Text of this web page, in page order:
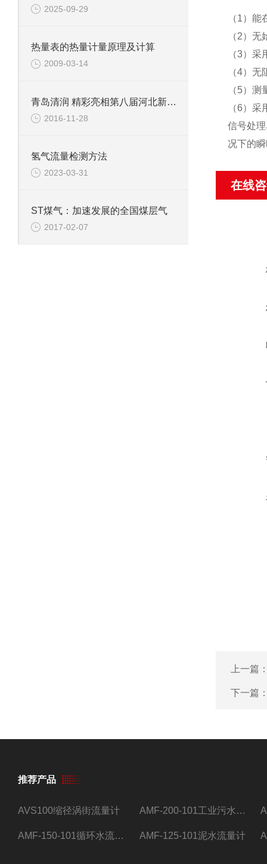
2025-09-29
热量表的热量计量原理及计算
2009-03-14
青岛清润 精彩亮相第八届河北新风净化展
2016-11-28
氢气流量检测方法
2023-03-31
ST煤气：加速发展的全国煤层气
2017-02-07
（1）
（2）
（3）
（4）
（5）
（6）
信号处
况下的
在线
上一篇
下一篇
推荐产品
AVS100缩径涡街流量计 AMF-200-101工业污水流量计
AMF-150-101循环水流量计,电磁流量计 AMF-125-101泥水流量计